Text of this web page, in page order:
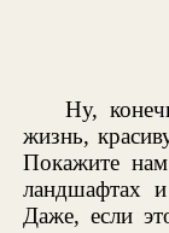
Ну,
жизнь,
Покажите
ландшафтах
Даже, если